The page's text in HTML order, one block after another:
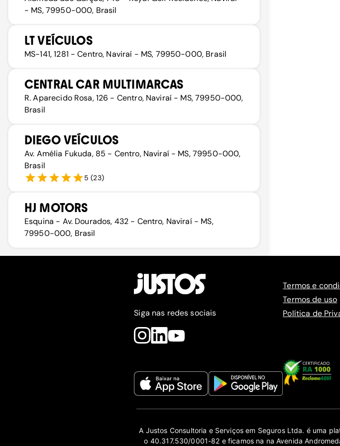
- MS, 79950-000, Brasil
LT VEÍCULOS
MS-141, 1281 - Centro, Naviraí - MS, 79950-000, Brasil
CENTRAL CAR MULTIMARCAS
R. Aparecido Rosa, 126 - Centro, Naviraí - MS, 79950-000,
Brasil
DIEGO VEÍCULOS
Av. Amélia Fukuda, 85 - Centro, Naviraí - MS, 79950-000,
Brasil
5 (23)
HJ MOTORS
Esquina - Av. Dourados, 432 - Centro, Naviraí - MS,
79950-000, Brasil
Siga nas redes sociais
Termos e
Termos de uso
Política de
A Justos Consultoria e Serviços em Seguros Ltda. é uma
o 40.317.530/0001-82 e ficamos na na Avenida